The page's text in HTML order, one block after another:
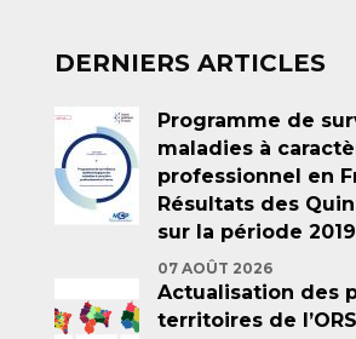
DERNIERS ARTICLES
Programme de
maladies à
professionnel en
Résultats des
sur la période
07 AOÛT 2026
Actualisation des
territoires de